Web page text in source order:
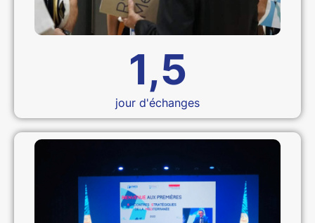
1,5
jour d'échanges